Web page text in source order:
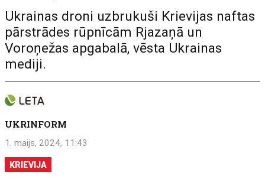
Ukrainas droni uzbrukuši Krievijas naftas
pārstrādes rūpnīcām Rjazaņā un
Voroņežas apgabalā, vēsta Ukrainas
mediji.
UKRINFORM
1. maijs, 2024, 11:43
KRIEVIJA